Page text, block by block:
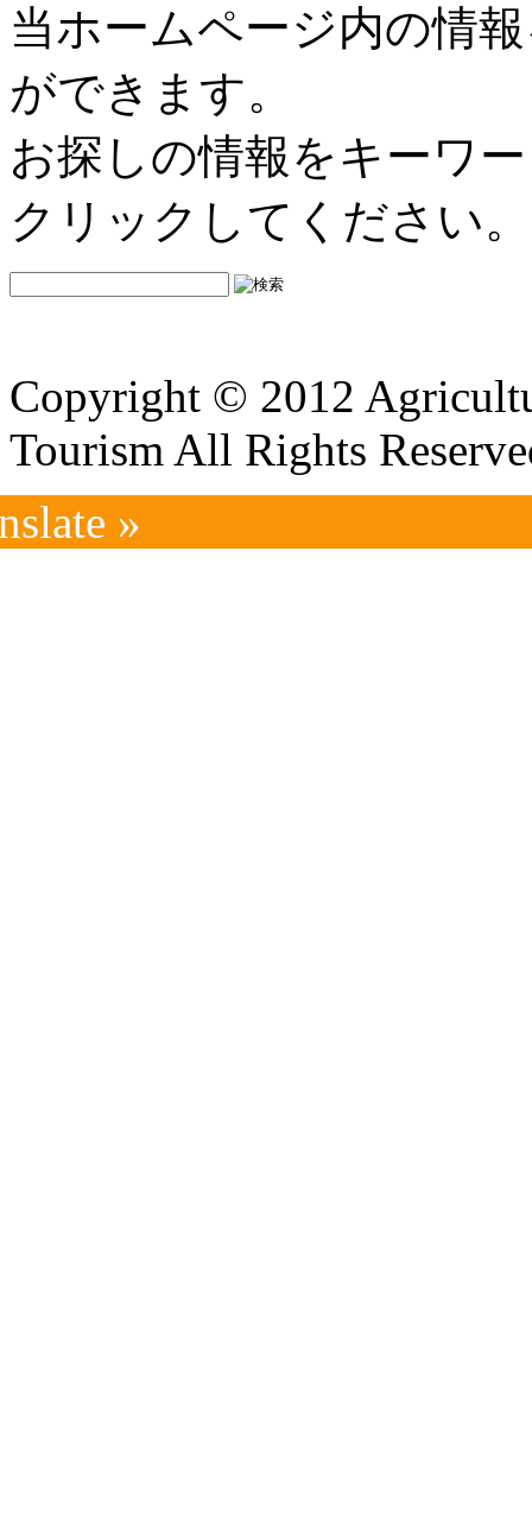
当ホームページ内の情
ができます。
お探しの情報をキーワ
クリックしてください。
Copyright © 2012
Tourism All Rights
»